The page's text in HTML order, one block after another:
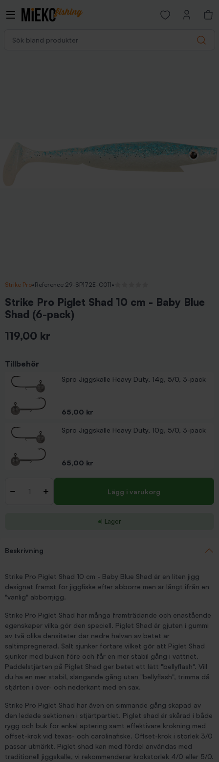
Search
Open favorites
Strike Pro•Reference 29-SP172E-C011•
Strike Pro Piglet Shad 10 cm - Baby Blue
Shad (6-pack)
119,00 kr
Tillbehör
Spro Jiggskalle Heavy Duty, 14g, 5/0, 3-pack
Pris
65,00 kr
Spro Jiggskalle Heavy Duty, 10g, 5/0, 3-pack
Pris
65,00 kr
- + Lägg i varukorg
I Lager
Beskrivning
Strike Pro Piglet Shad 10 cm - Baby Blue Shad är en liten jigg
designat främst för jiggfiske efter abborre men är långt ifrån en
"vanlig" abborrjigg.
Strike Pro Piglet Shad har många framträdande och enastående
egenskaper vilka gör den speciell. Piglet Shad är gjuten i gummi
av två olika densiteter där nedre halvan av betet är
saltimpregnerad. Salt sjunker fortare vilket gör att Piglet Shad
sjunker med buken före och får en mer stabil gång i vattnet.
Paddelstjärten på Piglet Shad ger betet ett lätt "bellyflash". Vill
du ha en mer stabil, slängande gång utan "bellyflash", trimma då
stjärten i över- och nederkant med en sax.
Strike Pro Piglet Shad har även en simmande gång skapad av
den ledade sektionen i stjärtpartiet. Piglet shad är skårad i både
rygg och buk för enkel aptering samt effektivare krokning med
offset-krok vid texas- och carolinafiske. Offset-krok i storlek 3/0
passar utmärkt. Piglet shad kan med fördel användas med
traditionell jiggskalle, vi rekommenderar krokstorlek 4/0 eller 5/0.